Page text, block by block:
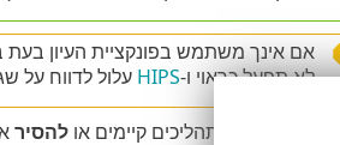
אם אינך משתמש בפונקציית העיון
לא תפעל כראוי ו-HIPS עלול לדווח על
גם תהליכים קיימים או להסיר